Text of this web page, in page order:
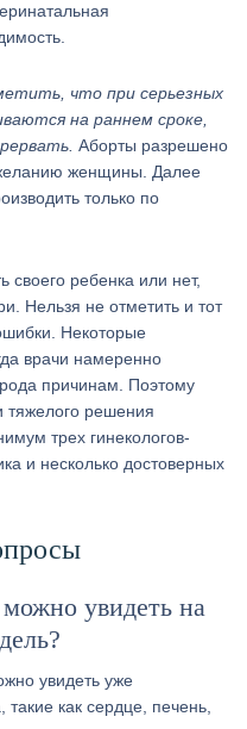
что при серьезных
на раннем сроке,
Аборты разрешено
женщины. Далее
только по
ребенка или нет,
Нельзя не отметить и тот
Некоторые
врачи намеренно
причинам. Поэтому
тяжелого решения
трех гинекологов-
и несколько достоверных
увидеть на
увидеть уже
как сердце, печень,